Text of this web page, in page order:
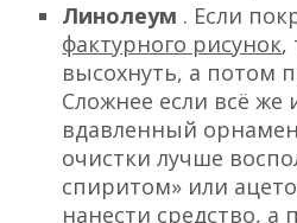
Линолеум . Если
фактурного рисунок,
высохнуть, а потом
Сложнее если всё
вдавленный
очистки лучше
спиритом» или
нанести средство, а